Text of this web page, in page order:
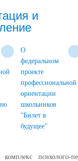
и
О
федеральном
проекте
профессиональной
ориентации
школьников
"Билет в
будущее"
психолого-